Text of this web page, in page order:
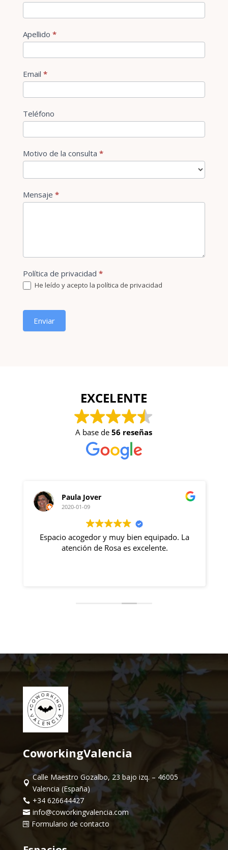
Us
Apellido *
Email *
Teléfono
Motivo de la consulta *
de
Mensaje *
Política de privacidad *
He leído y acepto la política de privacidad
Enviar
eres
humano,
deja
este
blanco.
EXCELENTE
A base de56 reseñas
Paula Jover
2020-01-09
Espacio acogedor y muy bien equipado. La
atención de Rosa es excelente.
CoworkingValencia

Calle Maestro Gozalbo, 23 bajo izq. – 46005
Valencia (España)
 +34 626644427
 info@coworkingvalencia.com
 Formulario de contacto